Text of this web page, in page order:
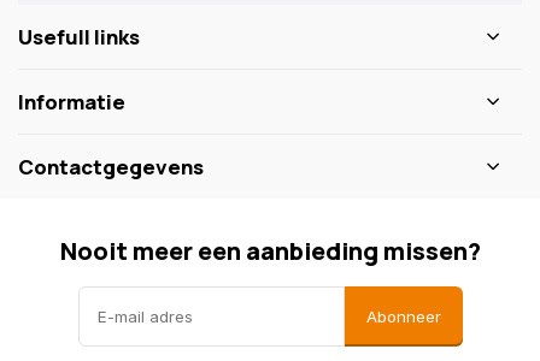
Usefull links
Informatie
Contactgegevens
Nooit meer een aanbieding missen?
Abonneer